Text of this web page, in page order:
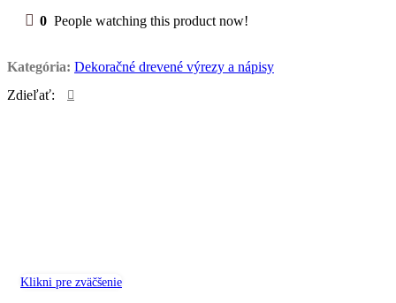
Klikni pre zväčšenie
0 People watching this product now!
Kategória: Dekoračné drevené výrezy a nápisy
Zdieľať: